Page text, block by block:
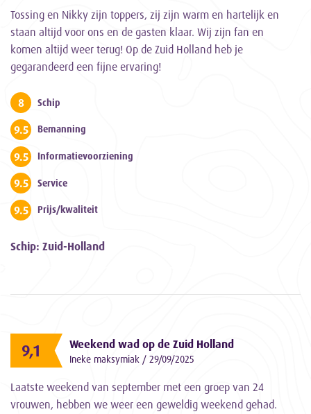
Tossing en Nikky zijn toppers, zij zijn warm en hartelijk en
staan altijd voor ons en de gasten klaar. Wij zijn fan en
komen altijd weer terug! Op de Zuid Holland heb je
gegarandeerd een fijne ervaring!
8 Schip
9.5 Bemanning
9.5 Informatievoorziening
9.5 Service
9.5 Prijs/kwaliteit
Schip: Zuid-Holland
9,1 Weekend wad op de Zuid Holland
Ineke maksymiak / 29/09/2025
Laatste weekend van september met een groep van 24
vrouwen, hebben we weer een geweldig weekend gehad.